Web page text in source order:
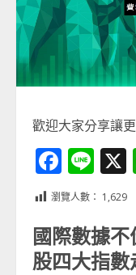
歡迎大家分享讓
瀏覽人數： 1,629
國際數據
股四大指數